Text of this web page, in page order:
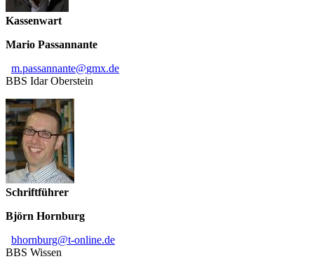
Kassenwart
Mario Passannante
m.passannante@gmx.de
BBS Idar Oberstein
Schriftführer
Björn Hornburg
bhornburg@t-online.de
BBS Wissen